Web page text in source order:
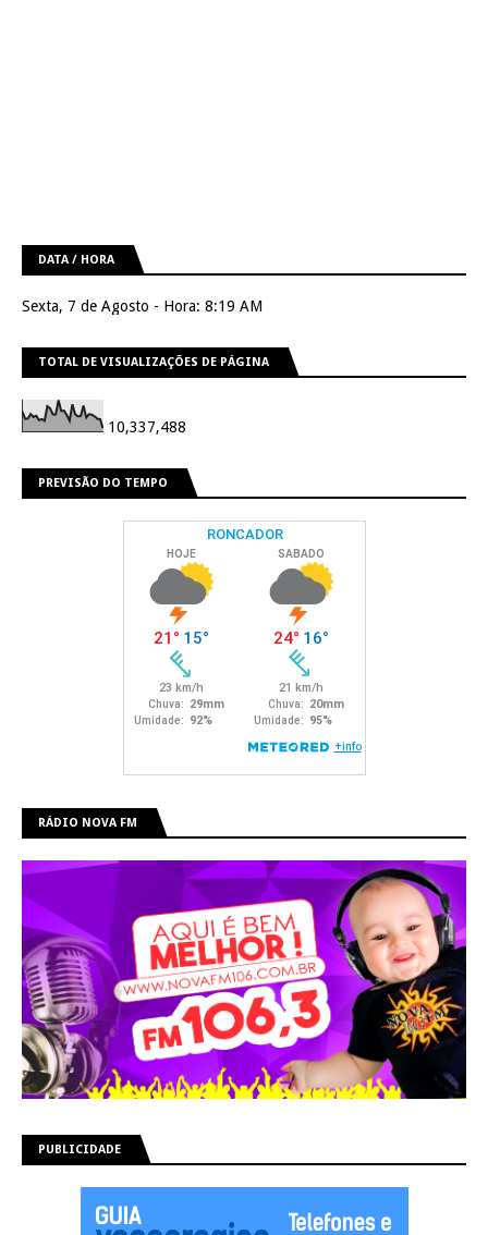
DATA / HORA
Sexta, 7 de Agosto - Hora: 8:19 AM
TOTAL DE VISUALIZAÇÕES DE PÁGINA
10,337,488
PREVISÃO DO TEMPO
RÁDIO NOVA FM
PUBLICIDADE